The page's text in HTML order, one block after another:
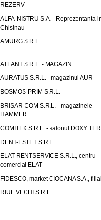
REZERV
ALFA-NISTRU S.A. - Reprezentanta
Chisinau
AMURG S.R.L.
ATLANT S.R.L. - MAGAZIN
AURATUS S.R.L. - magazinul AUR
BOSMOS-PRIM S.R.L.
BRISAR-COM S.R.L. - magazinele
HAMMER
COMITEK S.R.L. - salonul DOXY
DENT-ESTET S.R.L.
ELAT-RENTSERVICE S.R.L., centru
comercial ELAT
FIDESCO, market CIOCANA S.A.,
RIUL VECHI S.R.L.